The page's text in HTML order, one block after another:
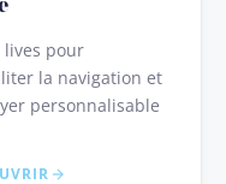
lives pour
la navigation et
personnalisable